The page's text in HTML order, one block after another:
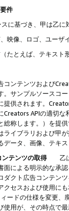
件
に基づき、甲は乙
映像、ロゴ、ユー
たとえば、テキスト
コンテンツおよび
。サンプルソースコ
提供されます。
Creators APIの適切
総称します。）を提
ライブラリおよび甲
データ、画像、テキ
ンテンツの取得
乙
面による明示的な承
ダクト広告コンテン
クセスおよび使用に
ードの仕様を変更
使用が、その時点で